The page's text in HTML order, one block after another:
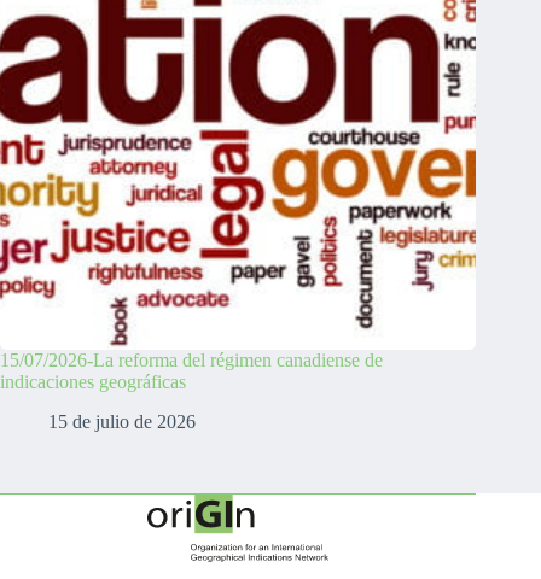
15/07/2026-La reforma del régimen canadiense de
indicaciones geográficas
15 de julio de 2026